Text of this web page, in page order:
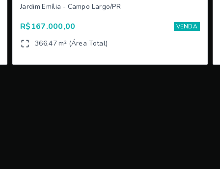
Jardim Emília - Campo Largo/PR
R$167.000,00 VENDA
366,47 m² (Área Total)